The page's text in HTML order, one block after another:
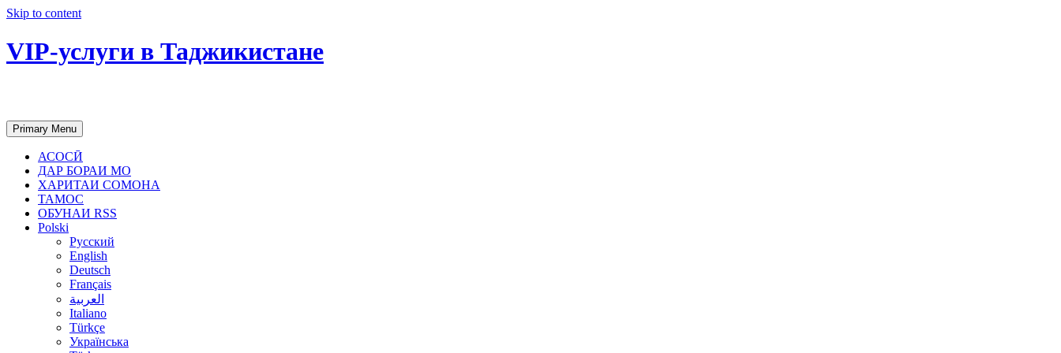
Skip to content
VIP-услуги в Таджикистане
Primary Menu
АСОСӢ
ДАР БОРАИ МО
ХАРИТАИ СОМОНА
ТАМОС
ОБУНАИ RSS
Polski
Русский
English
Deutsch
Français
العربية
Italiano
Türkçe
Українська